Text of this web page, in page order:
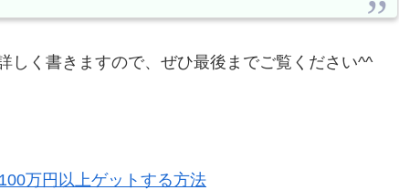
しく書きますので、ぜひ最後までご覧ください^^
万円以上ゲットする方法